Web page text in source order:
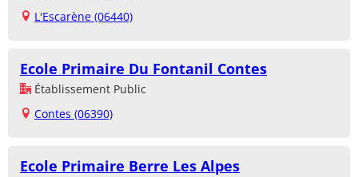
L'Escarène (06440)
Ecole Primaire Du Fontanil Contes
Établissement Public
Contes (06390)
Ecole Primaire Berre Les Alpes